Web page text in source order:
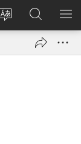
사이트
변경
인
로운
)
JW.ORG
검색
메